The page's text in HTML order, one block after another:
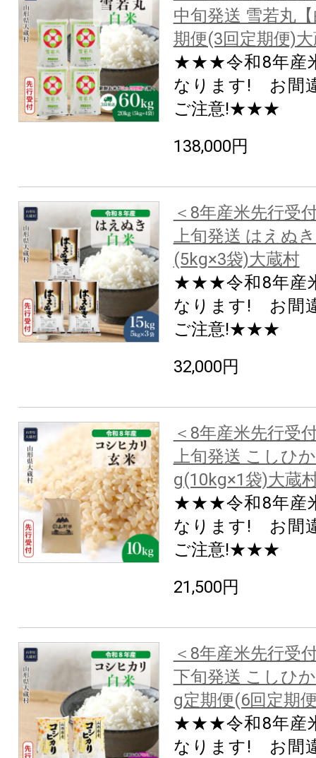
中旬発送 雪若丸
期便(3回定期便)
★★★令和8年産
なります! お間
ご注意!★★★
138,000円
＜8年産米先行受
上旬発送 はえぬ
(5kg×3袋)大蔵村
★★★令和8年産
なります! お間
ご注意!★★★
32,000円
＜8年産米先行受
上旬発送 こしひ
g(10kg×1袋)大蔵
★★★令和8年産
なります! お間
ご注意!★★★
21,500円
＜8年産米先行受
下旬発送 こしひ
g定期便(6回定期
★★★令和8年産
なります! お間